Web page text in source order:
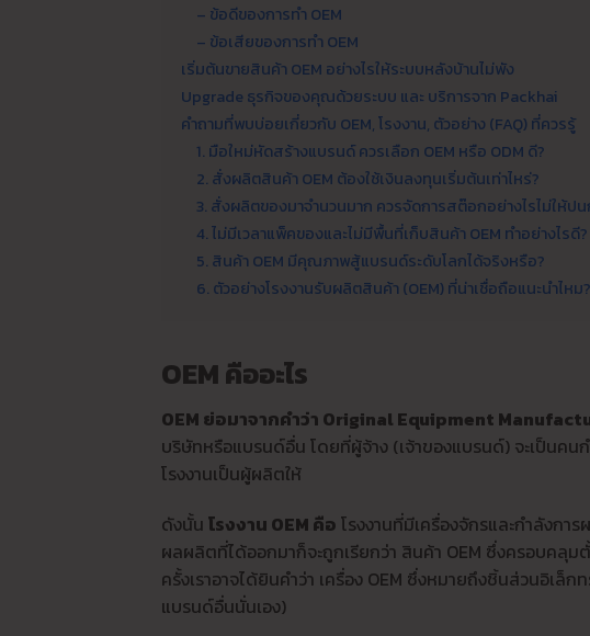
– ข้อดีของการทำ OEM
– ข้อเสียของการทำ OEM
เริ่มต้นขายสินค้า OEM อย่างไรให้ระบบหลังบ้านไม่พัง
Upgrade ธุรกิจของคุณด้วยระบบ และ บริการจาก Packhai
คำถามที่พบบ่อยเกี่ยวกับ OEM, โรงงาน, ตัวอย่าง (FAQ) ที่ควรรู้
1. มือใหม่หัดสร้างแบรนด์ ควรเลือก OEM หรือ ODM ดี?
2. สั่งผลิตสินค้า OEM ต้องใช้เงินลงทุนเริ่มต้นเท่าไหร่?
3. สั่งผลิตของมาจำนวนมาก ควรจัดการสต๊อกอย่างไรไม่ให้ป
4. ไม่มีเวลาแพ็คของและไม่มีพื้นที่เก็บสินค้า OEM ทำอย่างไรดี?
5. สินค้า OEM มีคุณภาพสู้แบรนด์ระดับโลกได้จริงหรือ?
6. ตัวอย่างโรงงานรับผลิตสินค้า (OEM) ที่น่าเชื่อถือแนะนำไหม?
OEM คืออะไร
OEM ย่อมาจากคำว่า Original Equipment
บริษัทหรือแบรนด์อื่น โดยที่ผู้จ้าง (เจ้าของแบรนด์) จะเป็นค
โรงงานเป็นผู้ผลิตให้
ดังนั้น โรงงาน OEM คือ โรงงานที่มีเครื่องจักรและกำลังก
ผลผลิตที่ได้ออกมาก็จะถูกเรียกว่า สินค้า OEM ซึ่งครอบคลุม
ครั้งเราอาจได้ยินคำว่า เครื่อง OEM ซึ่งหมายถึงชิ้นส่วนอิเ
แบรนด์อื่นนั่นเอง)